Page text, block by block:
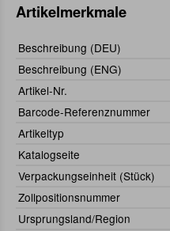
Artikelmerkmale
Beschreibung (DEU)
Beschreibung (ENG)
Artikel-Nr.
Barcode-Referenznummer
Artikeltyp
Katalogseite
Verpackungseinheit (Stück)
Zollpositionsnummer
Ursprungsland/Region